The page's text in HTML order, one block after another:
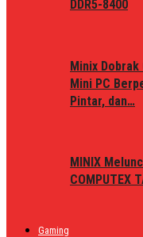
DDR5-8400
Minix Dobrak
Mini PC
Pintar, dan…
MINIX
COMPUTEX
Gaming